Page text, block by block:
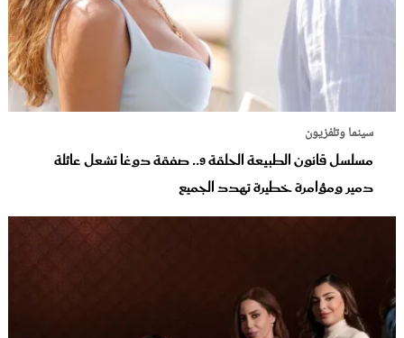
سينما وتلفزيون
مسلسل قانون الطبيعة الحلقة 9.. صفقة دوغا تشعل عائلة
دمير ومؤامرة خطيرة تهدد الجميع